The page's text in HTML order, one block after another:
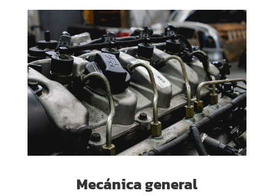
Mecánica general